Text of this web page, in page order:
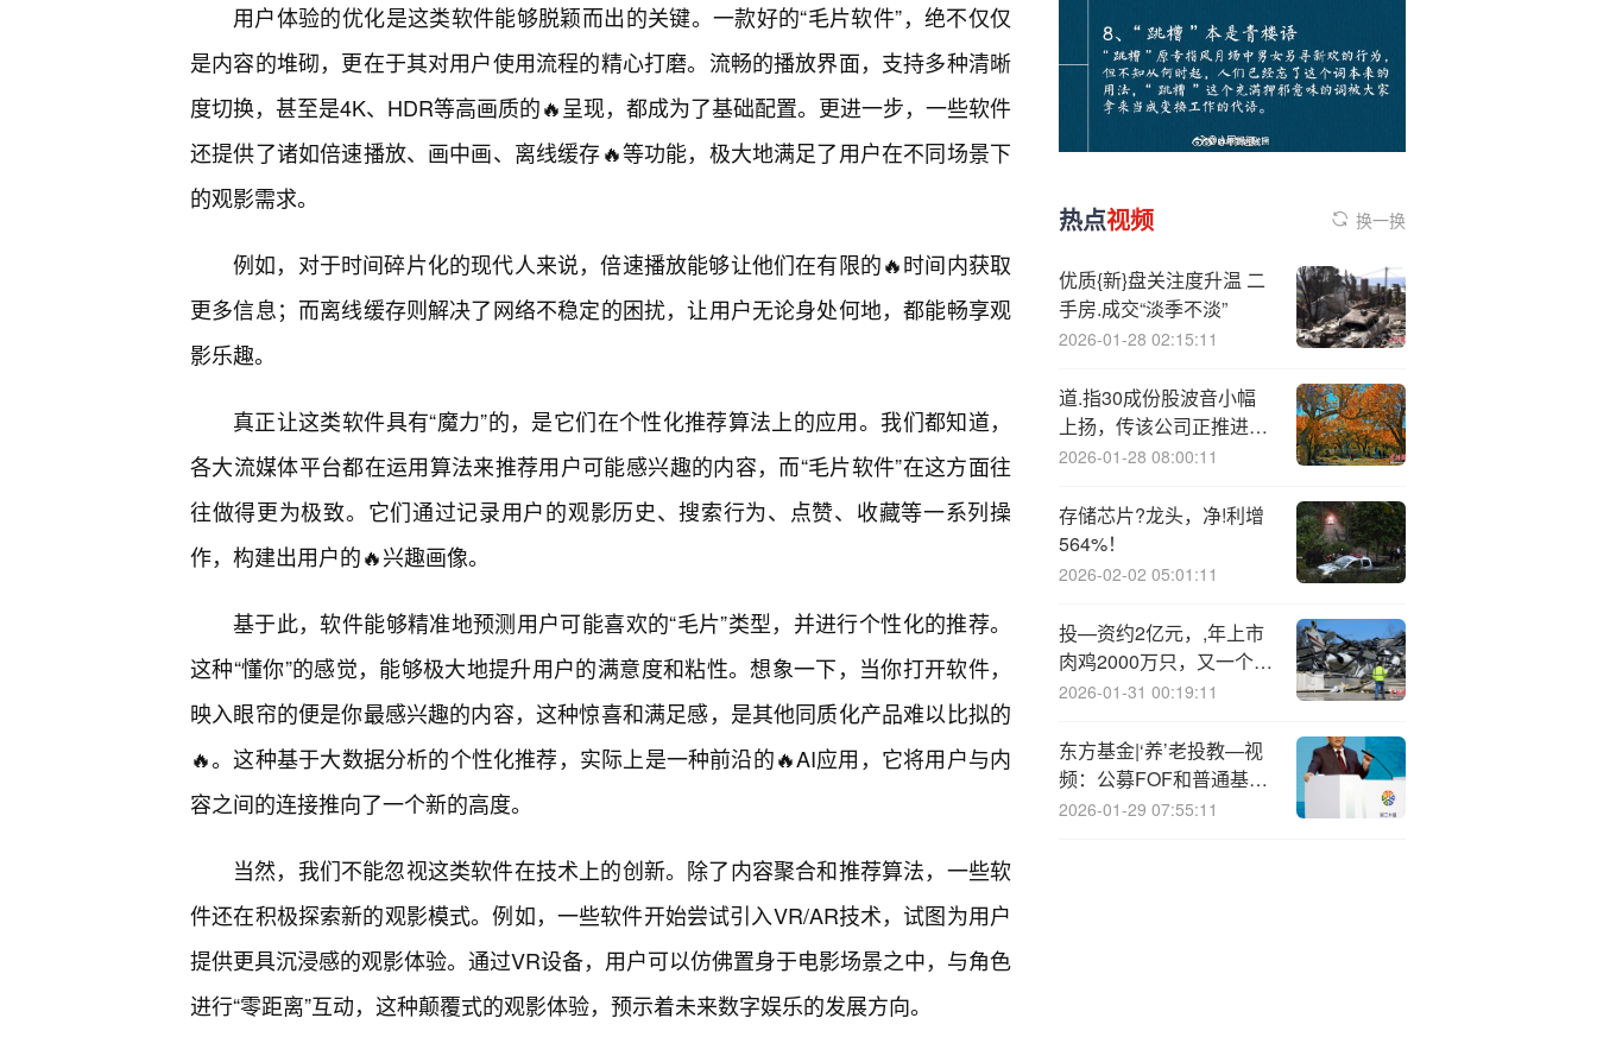
用户体验的优化是这类软件能够脱颖而出的关键。一款好的“毛片软件”，绝不仅仅
是内容的堆砌，更在于其对用户使用流程的精心打磨。流畅的播放界面，支持多种清晰
度切换，甚至是4K、HDR等高画质的🔥呈现，都成为了基础配置。更进一步，一些软件
还提供了诸如倍速播放、画中画、离线缓存🔥等功能，极大地满足了用户在不同场景下
的观影需求。
例如，对于时间碎片化的现代人来说，倍速播放能够让他们在有限的🔥时间内获取
更多信息；而离线缓存则解决了网络不稳定的困扰，让用户无论身处何地，都能畅享观
影乐趣。
真正让这类软件具有“魔力”的，是它们在个性化推荐算法上的应用。我们都知道，
各大流媒体平台都在运用算法来推荐用户可能感兴趣的内容，而“毛片软件”在这方面往
往做得更为极致。它们通过记录用户的观影历史、搜索行为、点赞、收藏等一系列操
作，构建出用户的🔥兴趣画像。
基于此，软件能够精准地预测用户可能喜欢的“毛片”类型，并进行个性化的推荐。
这种“懂你”的感觉，能够极大地提升用户的满意度和粘性。想象一下，当你打开软件，
映入眼帘的便是你最感兴趣的内容，这种惊喜和满足感，是其他同质化产品难以比拟的
🔥。这种基于大数据分析的个性化推荐，实际上是一种前沿的🔥AI应用，它将用户与内
容之间的连接推向了一个新的高度。
当然，我们不能忽视这类软件在技术上的创新。除了内容聚合和推荐算法，一些软
件还在积极探索新的观影模式。例如，一些软件开始尝试引入VR/AR技术，试图为用户
提供更具沉浸感的观影体验。通过VR设备，用户可以仿佛置身于电影场景之中，与角色
进行“零距离”互动，这种颠覆式的观影体验，预示着未来数字娱乐的发展方向。
热点视频 换一换
优质{新}盘关注度升温 二
手房.成交“淡季不淡”
2026-01-28 02:15:11
道.指30成份股波音小幅
上扬，传该公司正推进
737 Max产量提升计划
2026-01-28 08:00:11
存储芯片?龙头，净!利增
564%！
2026-02-02 05:01:11
投—资约2亿元，,年上市
肉鸡2000万只，又一个优
质鸡项目在广西藤县落地
2026-01-31 00:19:11
东方基金|‘养’老投教—视
频：公募FOF和普通基金
的区别？
2026-01-29 07:55:11